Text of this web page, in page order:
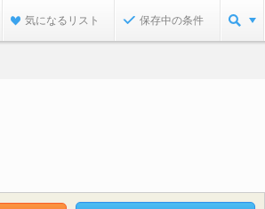
気になるリスト 保存中の条件